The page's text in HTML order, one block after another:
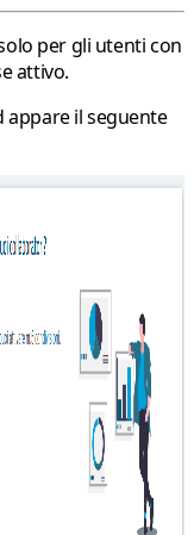
per gli utenti con
attivo.
appare il seguente